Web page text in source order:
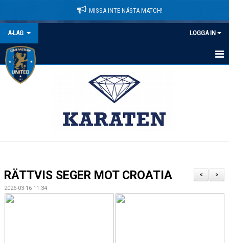
MISSA INTE NÄSTA MATCH!
A-LAG LOGGA IN
HEM
BILDGALLERI
>
<
RÄTTVIS SEGER MOT CROATIA
2026-03-16 11:34